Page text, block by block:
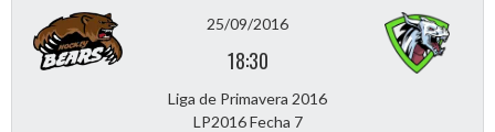
25/09/2016
18:30
Liga de Primavera 2016
LP2016 Fecha 7